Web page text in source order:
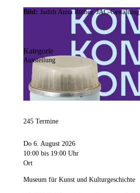
Bild: Judith Anna Rüther, JAC-Gestaltung
Kategorie
Ausstellung
245 Termine
Do 6. August 2026
10:00 bis 19:00 Uhr
Ort
Museum für Kunst und Kulturgeschichte